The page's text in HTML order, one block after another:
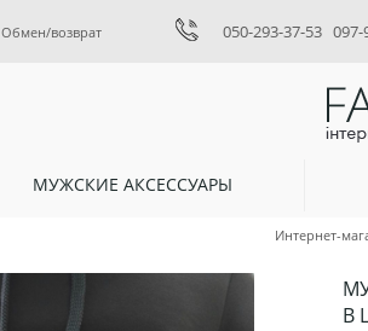
Обмен/возврат 050-293-37-53 097-
МУЖСКИЕ АКСЕССУАРЫ
Интернет-
В